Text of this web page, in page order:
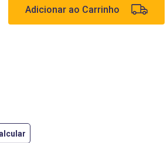
Adicionar ao Carrinho